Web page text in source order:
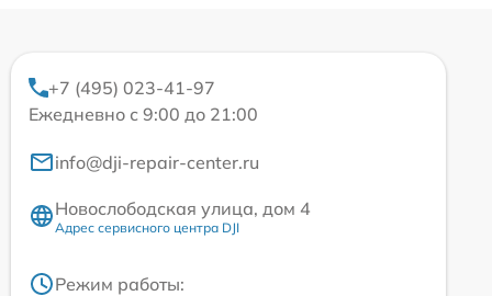
+7 (495) 023-41-97
Ежедневно с 9:00 до 21:00
info@dji-repair-center.ru
Новослободская улица, дом 4
Адрес сервисного центра DJI
Режим работы: